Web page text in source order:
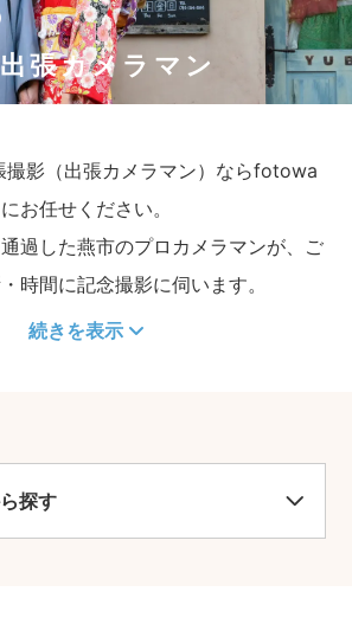
張カメラマン
撮影（出張カメラマン）ならfotowa
にお任せください。
過した燕市のプロカメラマンが、ご
時間に記念撮影に伺います。
続きを表示
探す